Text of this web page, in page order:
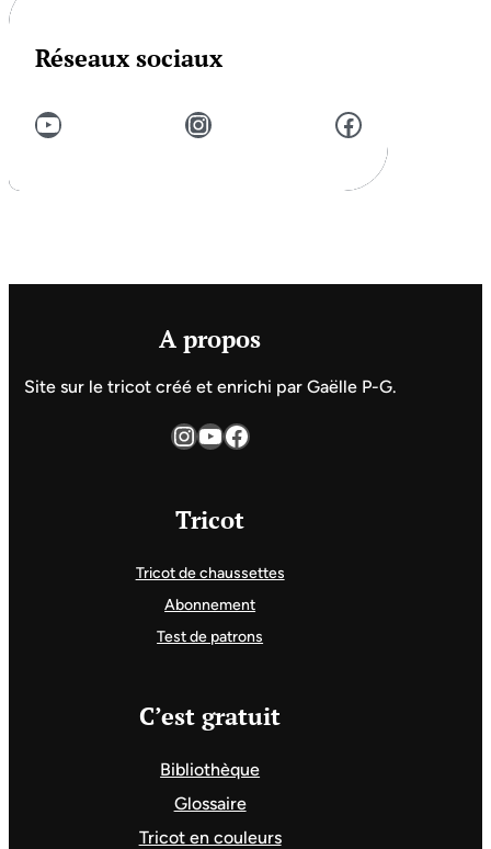
Réseaux sociaux
YouTube Instagram Facebook
A propos
Site sur le tricot créé et enrichi par Gaëlle P-G.
InstagramYouTube Facebook
Tricot
Tricot de chaussettes
Abonnement
Test de patrons
C’est gratuit
Bibliothèque
Glossaire
Tricot en couleurs